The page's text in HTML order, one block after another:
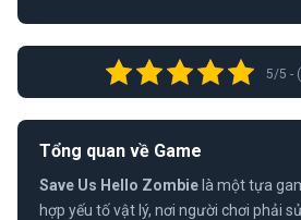
5/5 -
Tổng quan về Game
Save Us Hello Zombie là một tựa
hợp yếu tố vật lý, nơi người chơi phải